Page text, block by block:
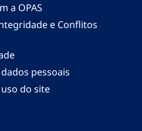
a OPAS
e Conflitos
pessoais
do site